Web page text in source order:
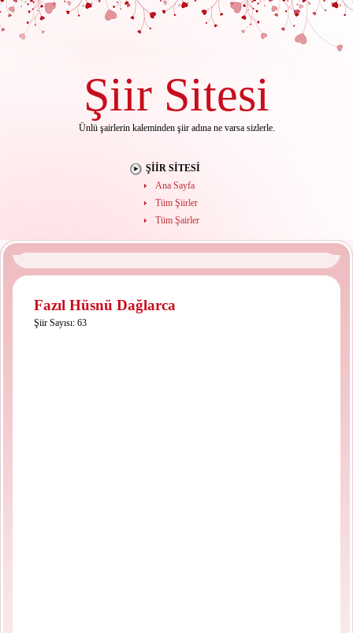
Şiir Sitesi
Ünlü şairlerin kaleminden şiir adına ne varsa sizlerle.
ŞIIR SITESI
Ana Sayfa
Tüm Şiirler
Tüm Şairler
Fazıl Hüsnü Dağlarca
Şiir Sayısı: 63